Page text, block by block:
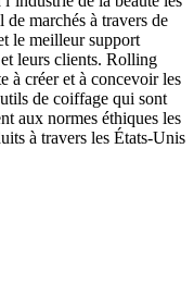
marchés à travers de
le meilleur support
leurs clients. Rolling
à créer et à concevoir les
de coiffage qui sont
aux normes éthiques les
à travers les États-Unis